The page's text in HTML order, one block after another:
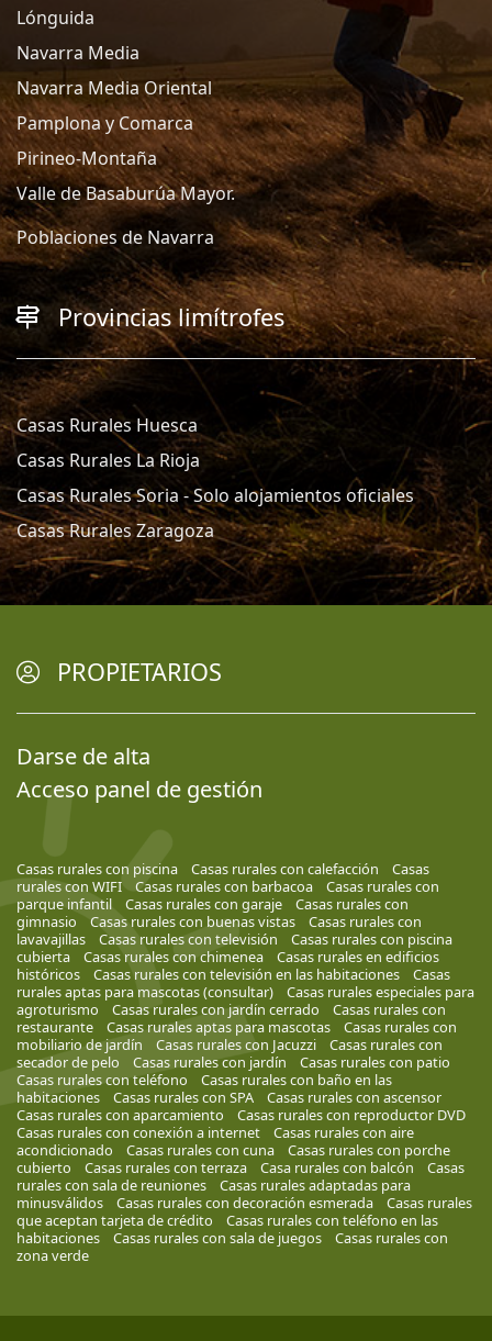
Lónguida
Navarra Media
Navarra Media Oriental
Pamplona y Comarca
Pirineo-Montaña
Valle de Basaburúa Mayor.
Poblaciones de Navarra
Provincias limítrofes
Casas Rurales Huesca
Casas Rurales La Rioja
Casas Rurales Soria - Solo alojamientos oficiales
Casas Rurales Zaragoza
PROPIETARIOS
Darse de alta
Acceso panel de gestión
Casas rurales con piscina Casas rurales con calefacción
Casas
rurales con WIFI
Casas rurales con barbacoa
Casas rurales con
parque infantil
Casas rurales con garaje
Casas rurales con
gimnasio
Casas rurales con buenas vistas
Casas rurales con
lavavajillas
Casas rurales con televisión
Casas rurales con piscina
cubierta
Casas rurales con chimenea
Casas rurales en edificios
históricos
Casas rurales con televisión en las habitaciones
Casas
rurales aptas para mascotas (consultar)
Casas rurales especiales para
agroturismo
Casas rurales con jardín cerrado
Casas rurales con
restaurante
Casas rurales aptas para mascotas
Casas rurales con
mobiliario de jardín
Casas rurales con Jacuzzi
Casas rurales con
secador de pelo
Casas rurales con jardín
Casas rurales con patio
Casas rurales con teléfono
Casas rurales con baño en las
habitaciones
Casas rurales con SPA
Casas rurales con ascensor
Casas rurales con aparcamiento
Casas rurales con reproductor DVD
Casas rurales con conexión a internet
Casas rurales con aire
acondicionado
Casas rurales con cuna
Casas rurales con porche
cubierto
Casas rurales con terraza Casa rurales con balcón
Casas
rurales con sala de reuniones
Casas rurales adaptadas para
minusválidos
Casas rurales con decoración esmerada
Casas rurales
que aceptan tarjeta de crédito
Casas rurales con teléfono en las
habitaciones
Casas rurales con sala de juegos
Casas rurales con
zona verde